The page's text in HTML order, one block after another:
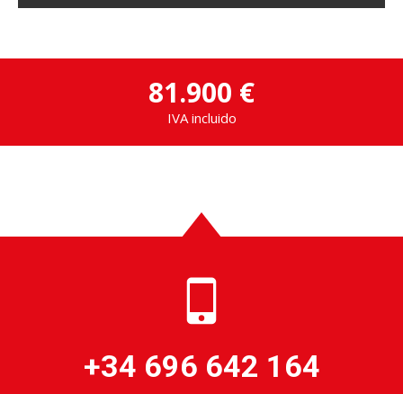
81.900 €
IVA incluido
+34 696 642 164